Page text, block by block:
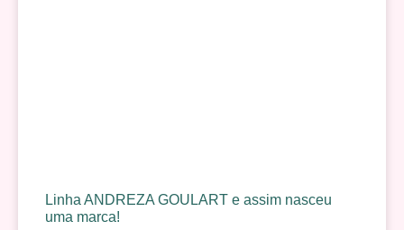
Linha ANDREZA GOULART e assim nasceu
uma marca!